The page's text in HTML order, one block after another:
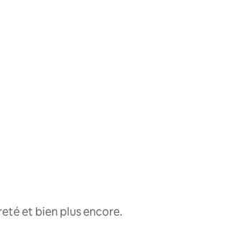
et bien plus encore.